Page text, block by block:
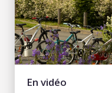
En vidéo